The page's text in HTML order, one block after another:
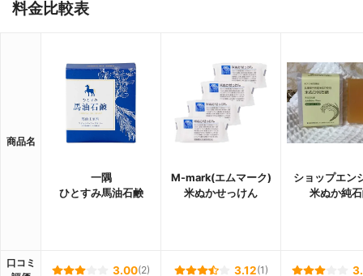
料金比較表
商品名
一隅
ひとすみ馬油石鹸
M-mark(エムマーク)
米ぬかせっけん
ショップエン
米ぬか純
口コミ
3.00(2) 3.12(1)